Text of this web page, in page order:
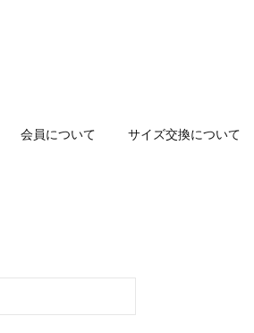
会員について サイズ交換について